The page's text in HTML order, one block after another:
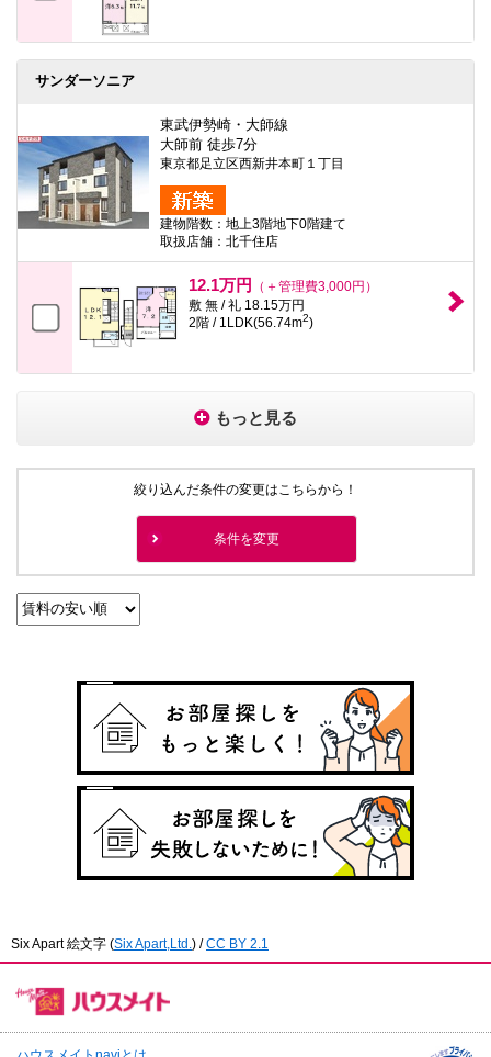
サンダーソニア
東武伊勢崎・大師線
大師前 徒歩7分
東京都足立区西新井本町１丁目
建物階数：地上3階地下0階建て
取扱店舗：北千住店
12.1万円
（＋管理費3,000円）
敷 無 / 礼 18.15万円
2階 / 1LDK(56.74m2)
もっと見る
絞り込んだ条件の変更はこちらから！
条件を変更
Six Apart 絵文字 (Six Apart,Ltd. ) /CC BY 2.1